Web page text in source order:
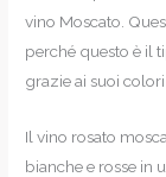
vino Moscato.
perché questo è il
grazie ai suoi colori
Il vino rosato
bianche e rosse in